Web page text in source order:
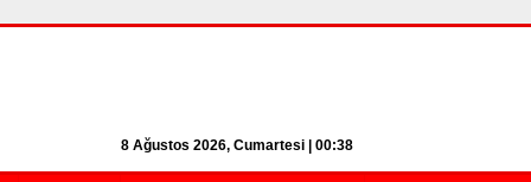
8 Ağustos 2026, Cumartesi | 00:38